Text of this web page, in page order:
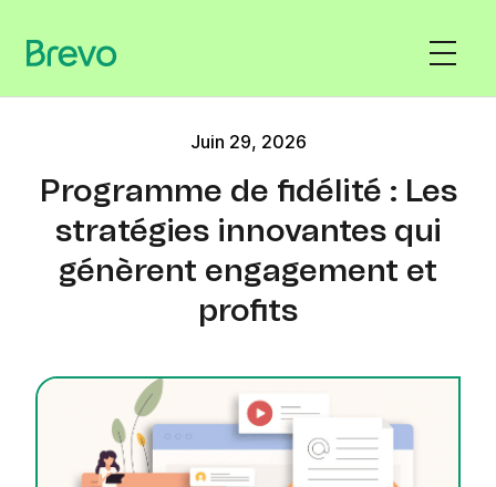
Juin 29, 2026
Programme de fidélité : Les
stratégies innovantes qui
génèrent engagement et
profits